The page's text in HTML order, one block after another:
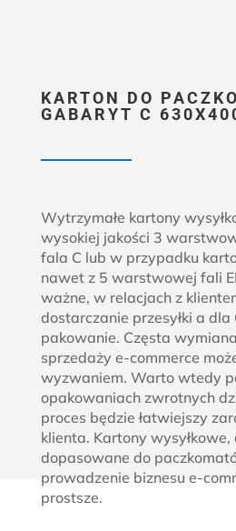
KARTON DO
GABARYT C
Wytrzymałe kartony
wysokiej jakości 3
fala C lub w przypadku
nawet z 5 warstwowej fali
ważne, w relacjach z
dostarczanie przesyłki a
pakowanie. Częsta
sprzedaży e-commerce
wyzwaniem. Warto wtedy
opakowaniach zwrotnych
proces będzie łatwiejszy
klienta. Kartony wysyłkowe,
dopasowane do
prowadzenie biznesu e-
prostsze.